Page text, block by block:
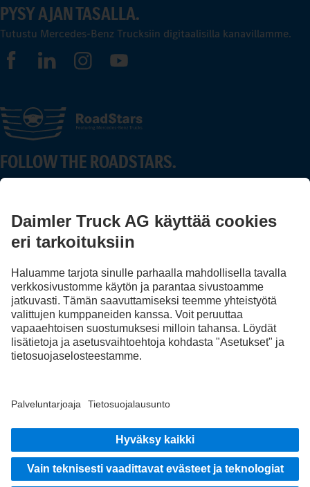
PYSY AJAN TASALLA.
Tutustu Mercedes-Benz Trucksiin digitaalisilla kanavillamme.
FOLLOW THE ROADSTARS.
Jaa kokemuksesi muiden kuorma-autonkuljettajien kanssa.
Nouse kyytiin
Julkaisija
Tietosuoja
Sopimus- ja käyttöehdot
Tietosuoja Vikatilannepalvelu
Muita tietosuojaohjeita